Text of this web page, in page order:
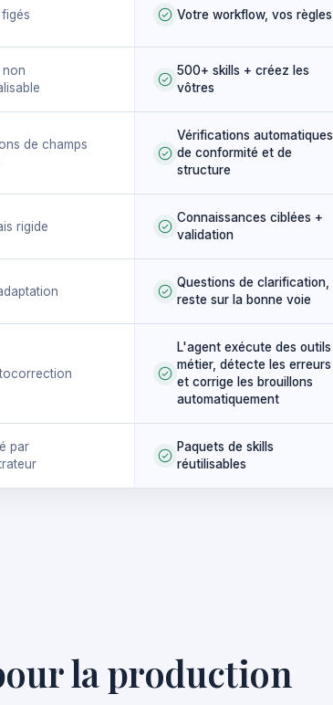
Votre workflow, vos règles
non
500+ skills + créez les
vôtres
de champs
Vérifications automatiques
de conformité et de
structure
rigide
Connaissances ciblées +
validation
Questions de clarification,
reste sur la bonne voie
L'agent exécute des outils
métier, détecte les erreurs
et corrige les brouillons
automatiquement
par
Paquets de skills
réutilisables
la production